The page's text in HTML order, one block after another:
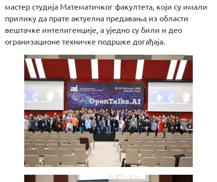
мастер студија Математичког факултета, који су имали
прилику да прате актуелна предавања из области
вештачке интелигенције, а уједно су били и део
огранизационе техничке подршке догађаја.